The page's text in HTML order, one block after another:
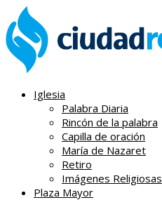
Iglesia
Palabra Diaria
Rincón de la palabra
Capilla de oración
María de Nazaret
Retiro
Imágenes Religiosas
Plaza Mayor